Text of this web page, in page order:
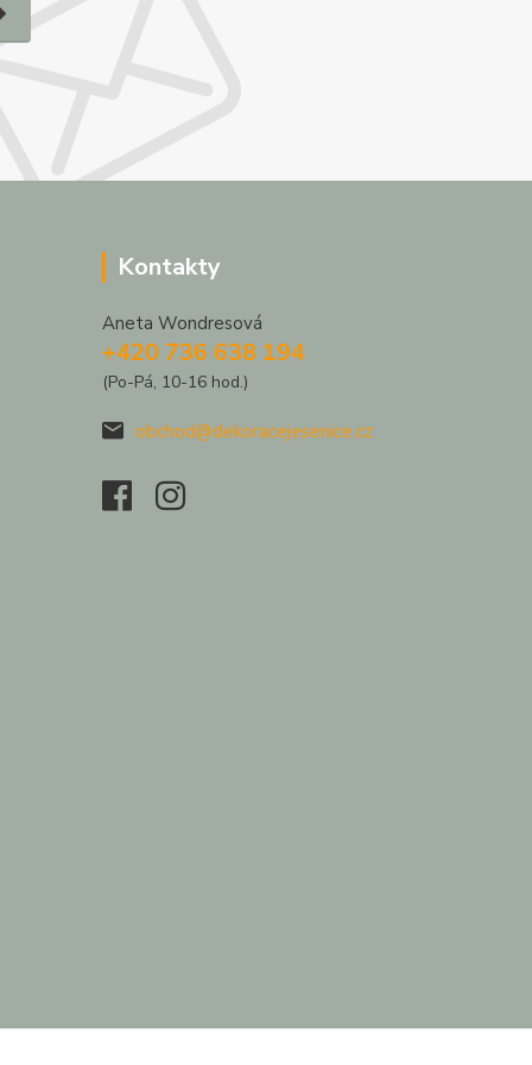
Kontakty
Aneta Wondresová
+420 736 638 194
(Po-Pá, 10-16 hod.)
obchod@dekoracejesenice.cz